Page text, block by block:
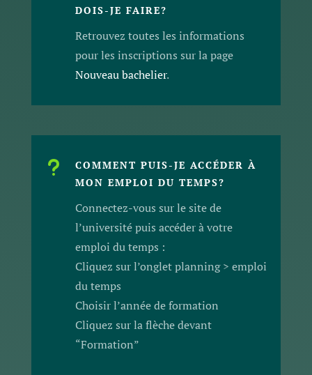
DOIS-JE FAIRE?
Retrouvez toutes les informations
pour les inscriptions sur la page
Nouveau bachelier.
u
COMMENT PUIS-JE ACCÉDER À
MON EMPLOI DU TEMPS?
Connectez-vous sur le site de
l’université puis accéder à votre
emploi du temps :
Cliquez sur l’onglet planning > emploi
du temps
Choisir l’année de formation
Cliquez sur la flèche devant
“Formation”